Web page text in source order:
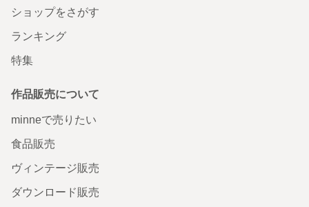
ショップをさがす
ランキング
特集
作品販売について
minneで売りたい
食品販売
ヴィンテージ販売
ダウンロード販売